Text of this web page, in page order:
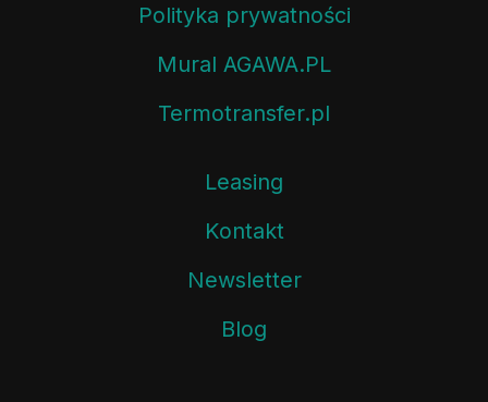
Polityka prywatności
Mural AGAWA.PL
Termotransfer.pl
Leasing
Kontakt
Newsletter
Blog